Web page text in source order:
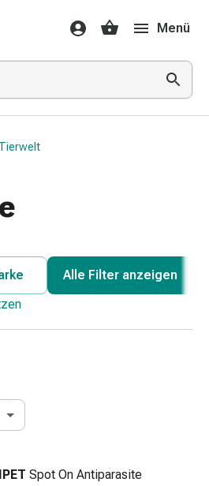
Menü
Tierwelt
Alle Filter anzeigen
Spot On Antiparasite